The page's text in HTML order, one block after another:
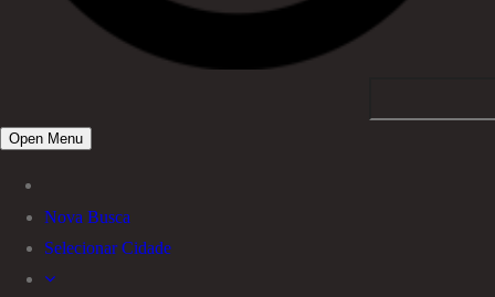
Open Menu
Nova Busca
Selecionar Cidade